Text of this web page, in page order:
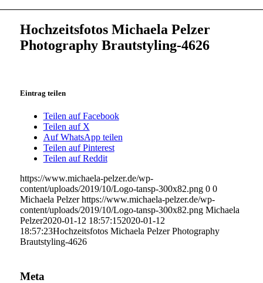
Hochzeitsfotos Michaela Pelzer
Photography Brautstyling-4626
Eintrag teilen
Teilen auf Facebook
Teilen auf X
Auf WhatsApp teilen
Teilen auf Pinterest
Teilen auf Reddit
https://www.michaela-pelzer.de/wp-
content/uploads/2019/10/Logo-tansp-300x82.png 0 0
Michaela Pelzer https://www.michaela-pelzer.de/wp-
content/uploads/2019/10/Logo-tansp-300x82.png Michaela
Pelzer2020-01-12 18:57:152020-01-12
18:57:23Hochzeitsfotos Michaela Pelzer Photography
Brautstyling-4626
Meta